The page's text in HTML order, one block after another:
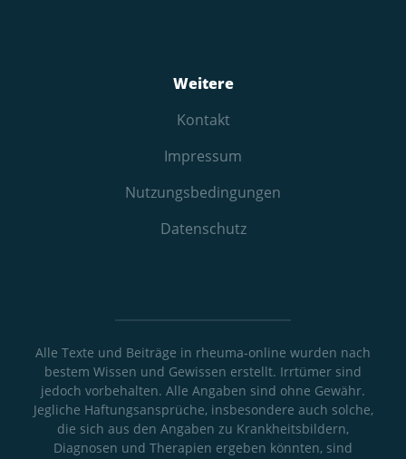
Weitere
Kontakt
Impressum
Nutzungs­bedingungen
Datenschutz
Alle Texte und Beiträge in rheuma-online wurden nach
bestem Wissen und Gewissen erstellt. Irrtümer sind
jedoch vorbehalten. Alle Angaben sind ohne Gewähr.
Jegliche Haftungsansprüche, insbesondere auch solche,
die sich aus den Angaben zu Krankheitsbildern,
Diagnosen und Therapien ergeben könnten, sind